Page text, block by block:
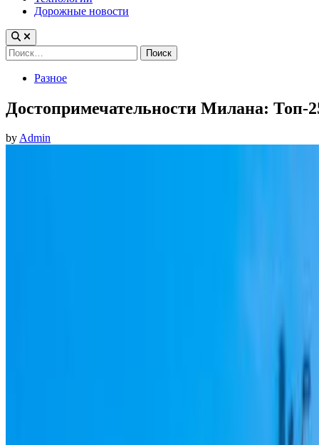
Дорожные новости
Найти:
PostedРазное
Достопримечательности Милана: Топ-
byAdmin